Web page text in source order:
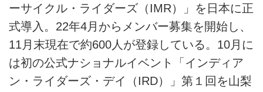
ーサイクル・ライダーズ（IMR）」を日本に正
式導入。22年4月からメンバー募集を開始し、
11月末現在で約600人が登録している。10月に
は初の公式ナショナルイベント「インディア
ン・ライダーズ・デイ（IRD）」第１回を山梨